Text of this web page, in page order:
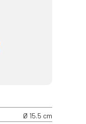
Ø 15.5 cm